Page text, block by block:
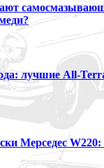
лучшие All-
Мерседес